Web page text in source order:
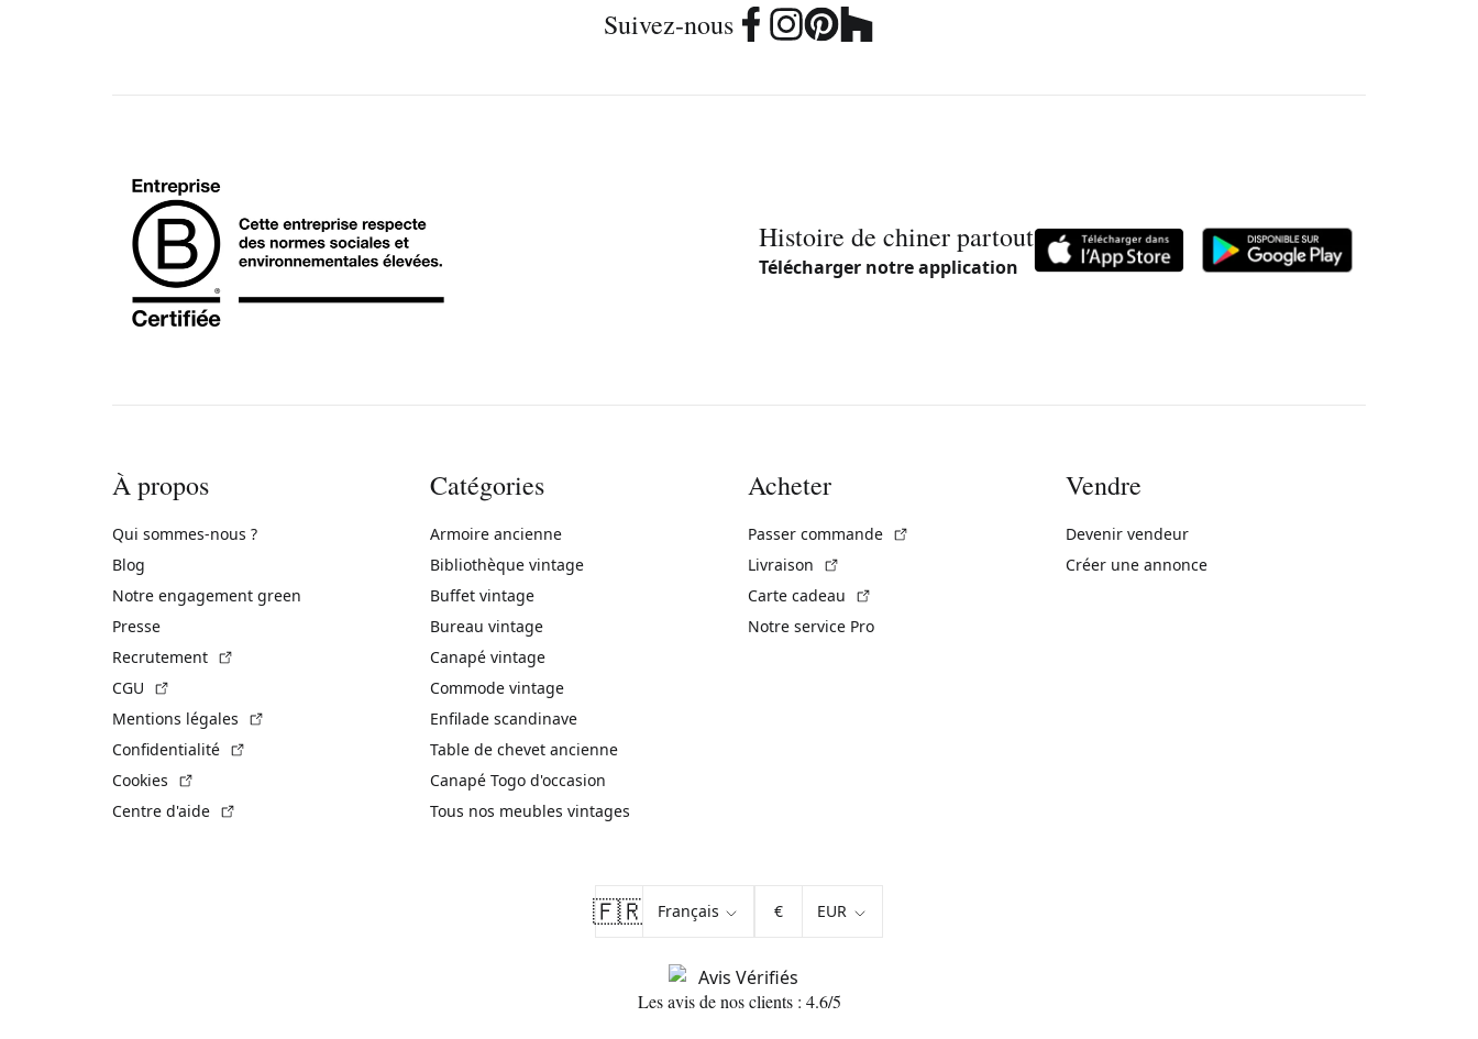
Suivez-nous
Histoire de chiner partout
Télécharger notre application
À propos
Qui sommes-nous ?
Blog
Notre engagement green
Presse
Recrutement
CGU
Mentions légales
Confidentialité
Cookies
Centre d'aide
Catégories
Armoire ancienne
Bibliothèque vintage
Buffet vintage
Bureau vintage
Canapé vintage
Commode vintage
Enfilade scandinave
Table de chevet ancienne
Canapé Togo d'occasion
Tous nos meubles vintages
Acheter
Passer commande
Livraison
Carte cadeau
Notre service Pro
Vendre
Devenir vendeur
Créer une annonce
🇫🇷 €
Les avis de nos clients : 4.6/5